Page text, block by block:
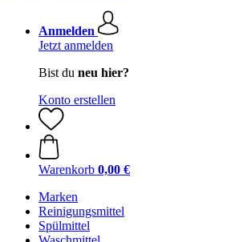
Anmelden
Jetzt anmelden
Bist du neu hier?
Konto erstellen
Warenkorb 0,00 €
Marken
Reinigungsmittel
Spülmittel